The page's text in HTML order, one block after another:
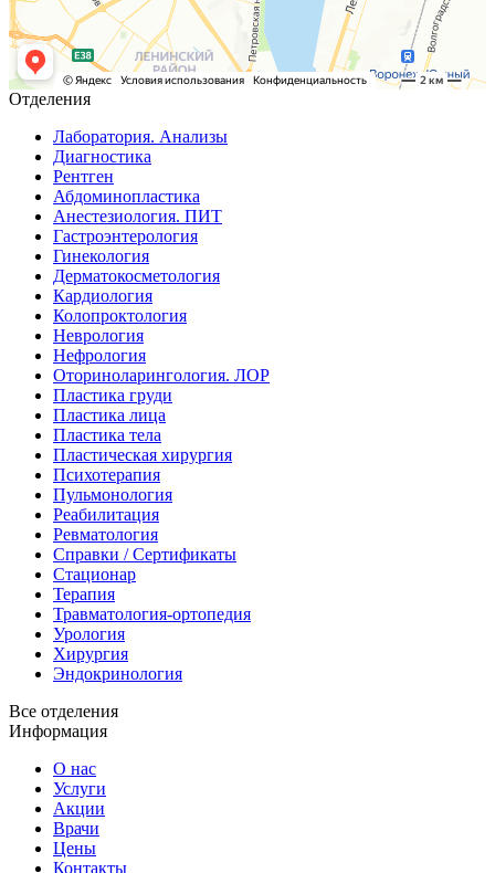
Отделения
Лаборатория. Анализы
Диагностика
Рентген
Абдоминопластика
Анестезиология. ПИТ
Гастроэнтерология
Гинекология
Дерматокосметология
Кардиология
Колопроктология
Неврология
Нефрология
Оториноларингология. ЛОР
Пластика груди
Пластика лица
Пластика тела
Пластическая хирургия
Психотерапия
Пульмонология
Реабилитация
Ревматология
Справки / Сертификаты
Стационар
Терапия
Травматология-ортопедия
Урология
Хирургия
Эндокринология
Все отделения
Информация
О нас
Услуги
Акции
Врачи
Цены
Контакты